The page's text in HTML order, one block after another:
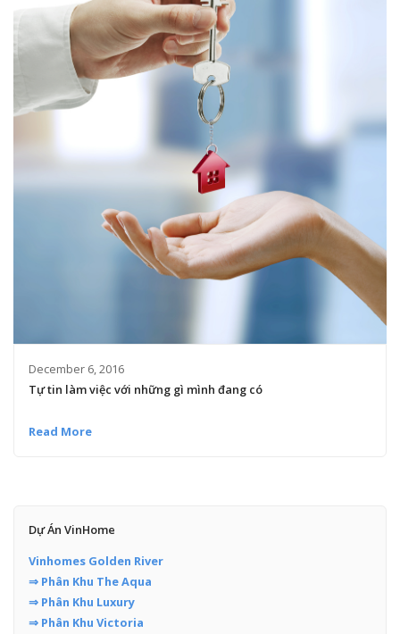
December 6, 2016
Tự tin làm việc với những gì mình đang có
Read More
Dự Án VinHome
Vinhomes Golden River
⇒ Phân Khu The Aqua
⇒ Phân Khu Luxury
⇒ Phân Khu Victoria